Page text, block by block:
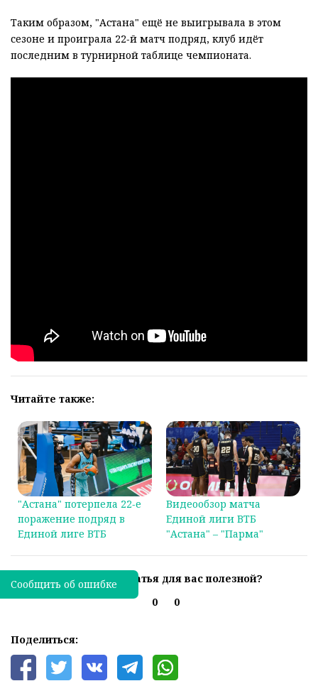
Таким образом, "Астана" ещё не выигрывала в этом
сезоне и проиграла 22‑й матч подряд, клуб идёт
последним в турнирной таблице чемпионата.
Читайте также:
"Астана" потерпела 22‑е
поражение подряд в
Единой лиге ВТБ
Видеообзор матча
Единой лиги ВТБ
"Астана" – "Парма"
Была ли эта статья для вас полезной?
0
0
Поделиться:
Сообщить об ошибке